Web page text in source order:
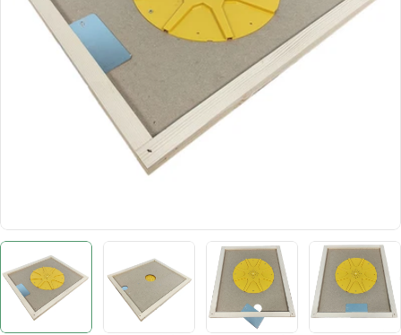
Apri supporto 0 in modalità modale